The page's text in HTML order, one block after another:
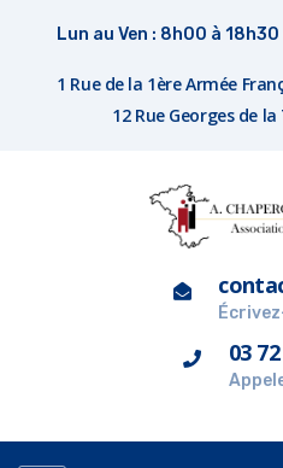
Lun au Ven : 8h00 à
1 Rue de la 1ère Armée
12 Rue Georges de
03